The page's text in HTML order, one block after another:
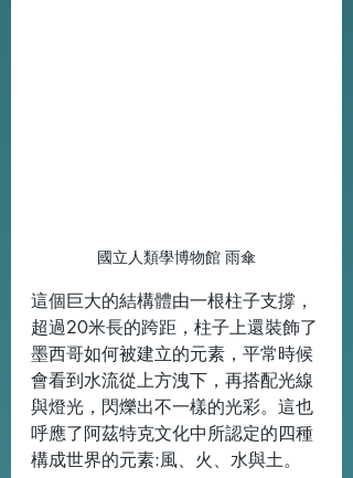
國立人類學博物館 雨傘
這個巨大的結構體由一根柱子支撐，
超過20米長的跨距，柱子上還裝飾了
墨西哥如何被建立的元素，平常時候
會看到水流從上方洩下，再搭配光線
與燈光，閃爍出不一樣的光彩。這也
呼應了阿茲特克文化中所認定的四種
構成世界的元素:風、火、水與土。